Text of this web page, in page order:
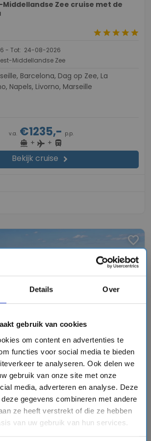
Details Over
gebruik van cookies
om content en advertenties te
functies voor social media te bieden
te analyseren. Ook delen we
gebruik van onze site met onze
media, adverteren en analyse. Deze
gegevens combineren met andere
ze heeft verstrekt of die ze hebben
van uw gebruik van hun services.
Middellandse Zee cruise met de
starstarstarstarstar
- Tot: 24-08-2026
Middellandse Zee
Napels, Livorno, Marseille
v.a. €1235,- p.p.
directions_boat + flight + directions_bus
Bekijk cruise chevron_right
favorite
Middellandse Zee cruise met de
starstarstar
- Tot: 27-08-2026
Middellandse Zee
Dag op Zee, La Goulette